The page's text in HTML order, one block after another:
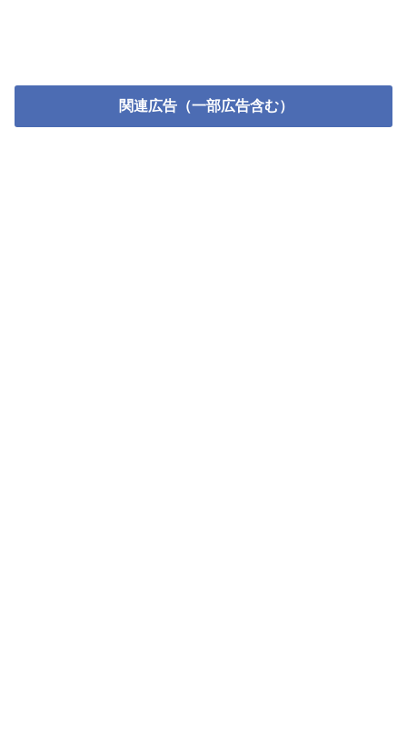
関連広告（一部広告含む）